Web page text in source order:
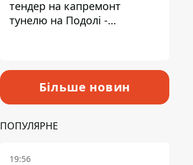
тендер на капремонт
тунелю на Подолі -
Більше новин
ПОПУЛЯРНЕ
19:56